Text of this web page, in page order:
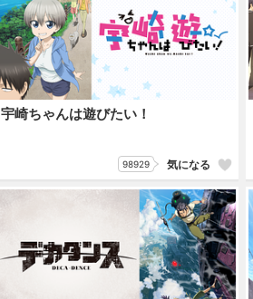
宇崎ちゃんは遊びたい！
98929 気になる